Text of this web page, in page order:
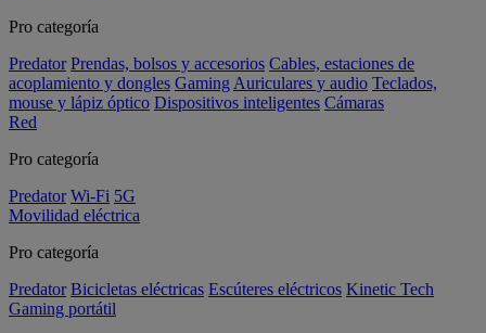
Pro categoría
Predator Prendas, bolsos y accesorios Cables, estaciones de
acoplamiento y dongles Gaming Auriculares y audio Teclados,
mouse y lápiz óptico Dispositivos inteligentes Cámaras
Red
Pro categoría
Predator Wi-Fi 5G
Movilidad eléctrica
Pro categoría
Predator Bicicletas eléctricas Escúteres eléctricos Kinetic Tech
Gaming portátil